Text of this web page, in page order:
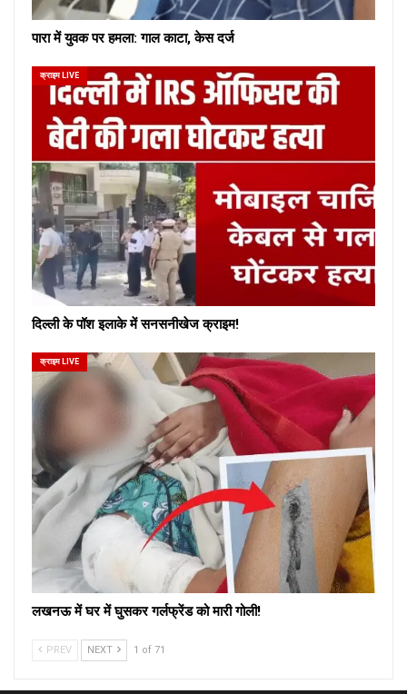
पारा में युवक पर हमला: गाल काटा, केस दर्ज
क्राइम LIVE
दिल्ली के पॉश इलाके में सनसनीखेज क्राइम!
क्राइम LIVE
लखनऊ में घर में घुसकर गर्लफ्रेंड को मारी गोली!
PREV NEXT 1 of 71